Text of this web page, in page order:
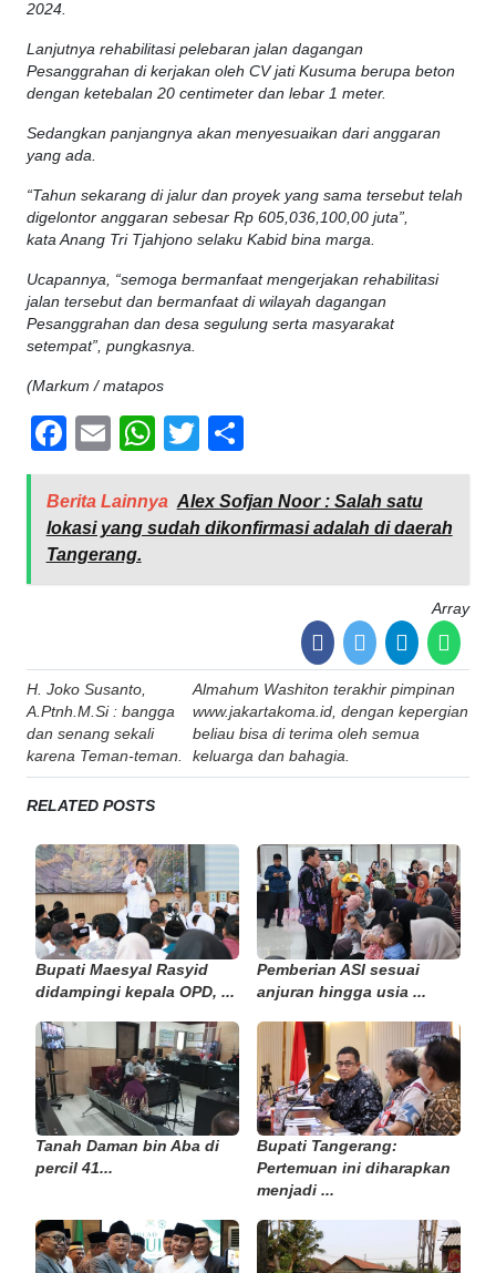
2024.
Lanjutnya rehabilitasi pelebaran jalan dagangan
Pesanggrahan di kerjakan oleh CV jati Kusuma berupa beton
dengan ketebalan 20 centimeter dan lebar 1 meter.
Sedangkan panjangnya akan menyesuaikan dari anggaran
yang ada.
“Tahun sekarang di jalur dan proyek yang sama tersebut telah
digelontor anggaran sebesar Rp 605,036,100,00 juta”,
kata Anang Tri Tjahjono selaku Kabid bina marga.
Ucapannya, “semoga bermanfaat mengerjakan rehabilitasi
jalan tersebut dan bermanfaat di wilayah dagangan
Pesanggrahan dan desa segulung serta masyarakat
setempat”, pungkasnya.
(Markum / matapos
Facebook
EmailWhatsApp
Twitter
Berita Lainnya Alex Sofjan Noor : Salah satu
lokasi yang sudah dikonfirmasi adalah di daerah
Tangerang.
Array
Post
navigation
H. Joko Susanto,
A.Ptnh.M.Si : bangga
dan senang sekali
karena Teman-teman.
Almahum Washiton terakhir pimpinan
www.jakartakoma.id, dengan kepergian
beliau bisa di terima oleh semua
keluarga dan bahagia.
RELATED POSTS
Bupati Maesyal Rasyid
didampingi kepala OPD, ...
Pemberian ASI sesuai
anjuran hingga usia ...
Tanah Daman bin Aba di
percil 41...
Bupati Tangerang:
Pertemuan ini diharapkan
menjadi ...